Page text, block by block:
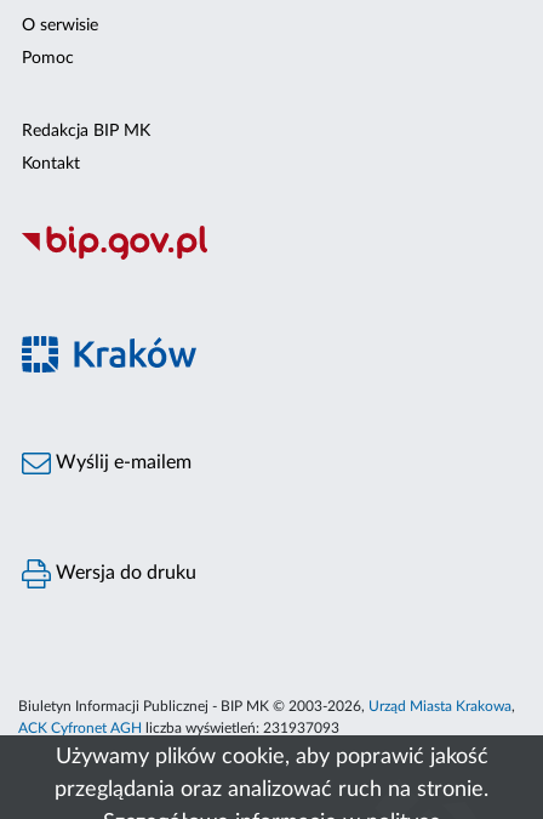
Używamy plików cookie, aby poprawić jakość
przeglądania oraz analizować ruch na stronie.
O serwisie
Pomoc
Redakcja BIP MK
Kontakt
Wyślij e-mailem
Wersja do druku
Biuletyn Informacji Publicznej - BIP MK © 2003-2026, Urząd Miasta Krakowa,
ACK Cyfronet AGH
liczba wyświetleń: 231937093